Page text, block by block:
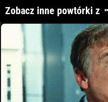
Zobacz inne powtórki z